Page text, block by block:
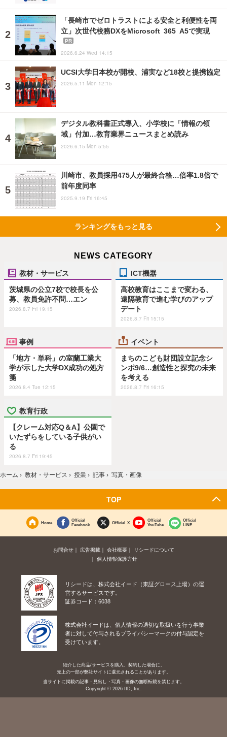
「長崎市でゼロトラストによる安全と利便性を両
立」次世代校務DXをMicrosoft 365 A5で実現
PR
2026.6.24 Wed 14:15
UCSI大学日本校が開校、浦実など18校と提携協定
2026.5.11 Mon 12:15
デジタル教科書正式導入、小学校に「情報の領
域」付加…教育業界ニュースまとめ読み
2026.6.15 Mon 5:55
川崎市、教員採用475人が最終合格…倍率1.8倍で
前年度同率
2025.9.19 Fri 16:45
ランキングをもっと見る
NEWS CATEGORY
教材・サービス
茨城県の公立7校で校長を公
募、教員免許不問…エン
2026.8.7 Fri 19:15
ICT機器
高校教育はここまで変わる、
遠隔教育で進む学びのアップ
デート
2026.8.7 Fri 15:15
事例
「地方・単科」の室蘭工業大
学が示した大学DX成功の処方
箋
2026.8.4 Tue 12:15
イベント
まちのこども財団設立記念シ
ンポ9/6…創造性と探究の未来
を考える
2026.8.7 Fri 16:15
教育行政
【クレーム対応Q＆A】公園で
いたずらをしている子供がい
る
2026.8.7 Fri 19:45
ホーム › 教材・サービス › 授業 › 記事 › 写真・画像
TOP
Home
Official
Facebook
Official X
Official
YouTube
Official
LINE
お問合せ 広告掲載 会社概要
リシードについて
個人情報保護方針
リシードは、株式会社イード（東証グロース上場）の運
営するサービスです。
証券コード：6038
株式会社イードは、個人情報の適切な取扱いを行う事業
者に対して付与されるプライバシーマークの付与認定を
受けています。
紹介した商品/サービスを購入、契約した場合に、
売上の一部が弊社サイトに還元されることがあります。
当サイトに掲載の記事・見出し・写真・画像の無断転載を禁じます。
Copyright © 2026 IID, Inc.